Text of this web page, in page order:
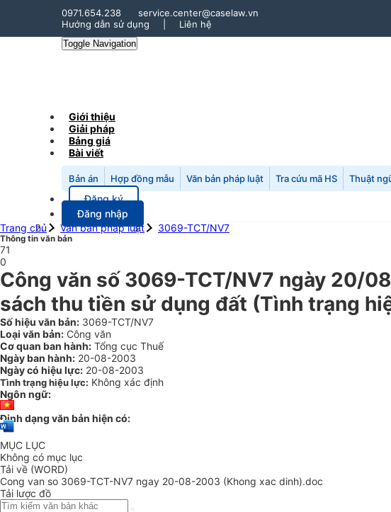
0971.654.238
service.center@caselaw.vn
Hướng dẫn sử dụng
Liên hệ
Toggle Navigation
Giới thiệu
Giải pháp
Bảng giá
Bài viết
Bản án Hợp đồng mẫu Văn bản pháp luật Tra cứu mã HS Thuật
Đăng ký
Đăng nhập
Trang chủ
Văn bản pháp luật 3069-TCT/NV7
Thông tin văn bản
71
0
Công văn số 3069-TCT/NV7 ngày 20/
sách thu tiền sử dụng đất (Tình trạng
Số hiệu văn bản: 3069-TCT/NV7
Loại văn bản: Công văn
Cơ quan ban hành: Tổng cục Thuế
Ngày ban hành: 20-08-2003
Ngày có hiệu lực: 20-08-2003
Tình trạng hiệu lực: Không xác định
Ngôn ngữ:
Định dạng văn bản hiện có:
MỤC LỤC
Không có mục lục
Tải về (WORD)
Cong van so 3069-TCT-NV7 ngay 20-08-2003 (Khong xac dinh).doc
Tải lược đồ